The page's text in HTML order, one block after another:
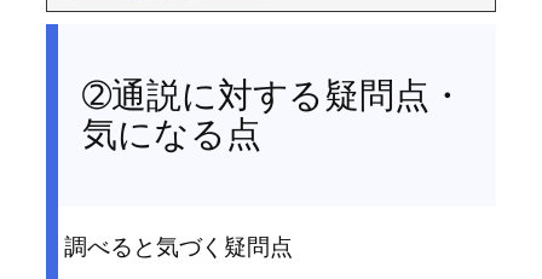
➁通説に対する疑問点・
気になる点
調べると気づく疑問点